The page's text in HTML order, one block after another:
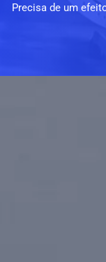
Precisa de um